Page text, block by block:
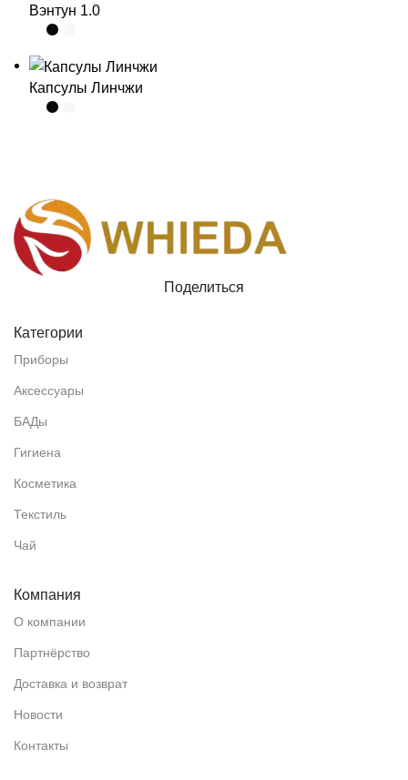
Вэнтун 1.0
Капсулы Линчжи
Поделиться
Категории
Приборы
Аксессуары
БАДы
Гигиена
Косметика
Текстиль
Чай
Компания
О компании
Партнёрство
Доставка и возврат
Новости
Контакты